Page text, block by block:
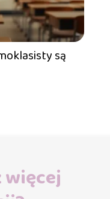
są